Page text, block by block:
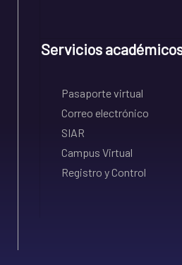
Servicios
Pasaporte virtual
Correo electrónico
SIAR
Campus Virtual
Registro y Control